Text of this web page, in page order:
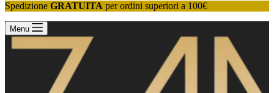
Spedizione GRATUITA per ordini superiori a 100€
Menu